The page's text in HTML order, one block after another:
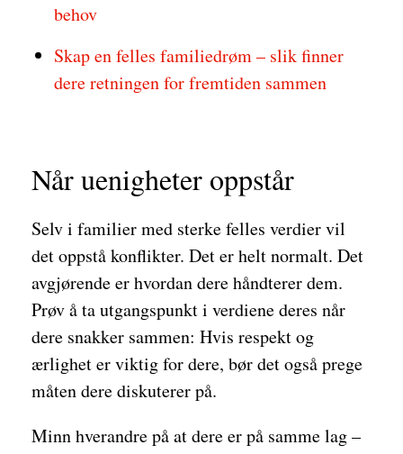
behov
Skap en felles familiedrøm – slik finner
dere retningen for fremtiden sammen
Når uenigheter oppstår
Selv i familier med sterke felles verdier vil
det oppstå konflikter. Det er helt normalt. Det
avgjørende er hvordan dere håndterer dem.
Prøv å ta utgangspunkt i verdiene deres når
dere snakker sammen: Hvis respekt og
ærlighet er viktig for dere, bør det også prege
måten dere diskuterer på.
Minn hverandre på at dere er på samme lag –